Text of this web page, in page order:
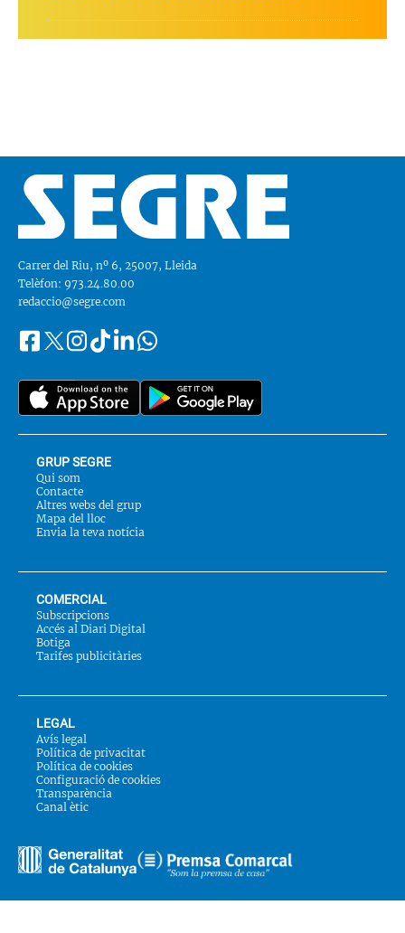
Carrer del Riu, nº 6, 25007, Lleida
Telèfon: 973.24.80.00
redaccio@segre.com
Segueix-
a::
FacebookInstagram
TiktokLinkedinWhatsapp
GRUP SEGRE
Qui som
Contacte
Altres webs del grup
Mapa del lloc
Envia la teva notícia
COMERCIAL
Subscripcions
Accés al Diari Digital
Botiga
Tarifes publicitàries
LEGAL
Avís legal
Política de privacitat
Política de cookies
Configuració de cookies
Transparència
Canal ètic